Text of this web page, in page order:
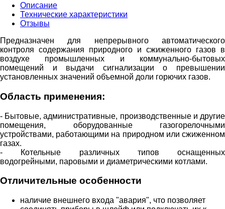
Описание
Технические характеристики
Отзывы
Предназначен для непрерывного автоматического
контроля содержания природного и сжиженного газов в
воздухе промышленных и коммунально-бытовых
помещений и выдачи сигнализации о превышении
установленных значений объемной доли горючих газoв.
Область применения:
- Бытовые, административные, производственные и другие
помещения, оборудованные газогорелочными
устройствами, работающими на природном или сжиженном
газах.
- Котельные различных типов оснащенных
водогрейными, паровыми и диаметрическими котлами.
Отличительные особенности
наличие внешнего входа "авария", что позволяет